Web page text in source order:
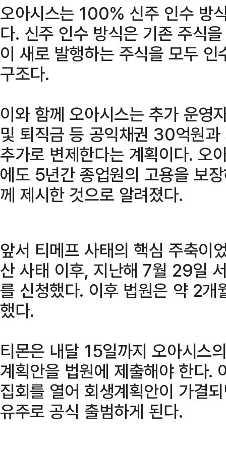
오아시스는 100% 신주 인수 방
다. 신주 인수 방식은 기존 주식
이 새로 발행하는 주식을 모두
구조다.
이와 함께 오아시스는 추가 운영
및 퇴직금 등 공익채권 30억원
추가로 변제한다는 계획이다. 오
에도 5년간 종업원의 고용을 보
께 제시한 것으로 알려졌다.
앞서 티메프 사태의 핵심 주축이
산 사태 이후, 지난해 7월 29일
를 신청했다. 이후 법원은 약 2개
했다.
티몬은 내달 15일까지 오아시스
계획안을 법원에 제출해야 한다.
집회를 열어 회생계획안이 가결
유주로 공식 출범하게 된다.